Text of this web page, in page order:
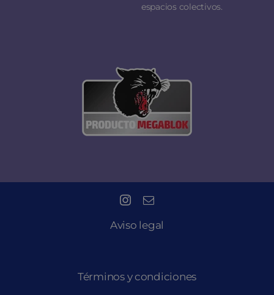
espacios colectivos.
Aviso legal
Términos y condiciones